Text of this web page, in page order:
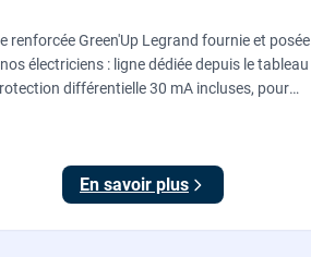
renforcée Green'Up Legrand fournie et posée
électriciens : ligne dédiée depuis le tableau
différentielle 30 mA incluses, pour
En savoir plus